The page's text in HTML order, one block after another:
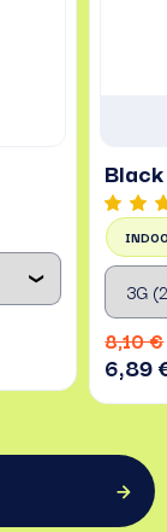
8,10 €
6,89